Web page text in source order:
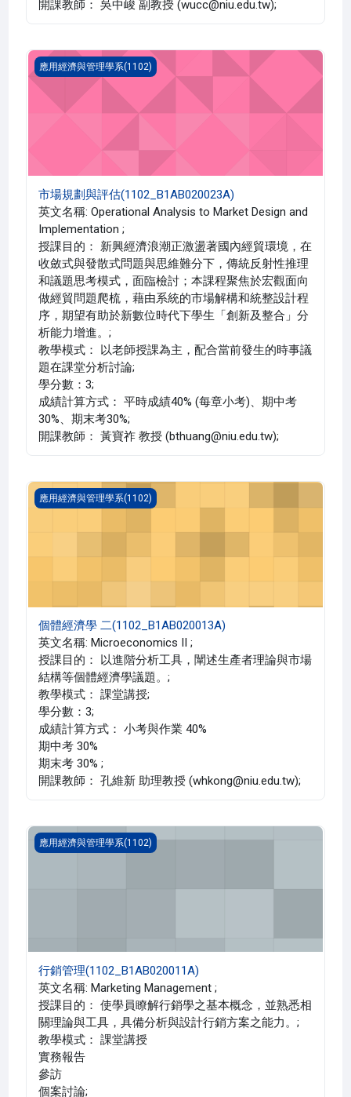
開課教師： 吳中峻 副教授 (wucc@niu.edu.tw);
市場規劃與評估(1102_B1AB020023A)
應用經濟與管理學系(1102)
市場規劃與評估(1102_B1AB020023A)
英文名稱: Operational Analysis to Market Design and
Implementation ;
授課目的： 新興經濟浪潮正激盪著國內經貿環境，在
收斂式與發散式問題與思維難分下，傳統反射性推理
和議題思考模式，面臨檢討；本課程聚焦於宏觀面向
做經貿問題爬梳，藉由系統的市場解構和統整設計程
序，期望有助於新數位時代下學生「創新及整合」分
析能力增進。;
教學模式： 以老師授課為主，配合當前發生的時事議
題在課堂分析討論;
學分數：3;
成績計算方式： 平時成績40% (每章小考)、期中考
30%、期末考30%;
開課教師： 黃寶祚 教授 (bthuang@niu.edu.tw);
個體經濟學 二(1102_B1AB020013A)
應用經濟與管理學系(1102)
個體經濟學 二(1102_B1AB020013A)
英文名稱: Microeconomics II ;
授課目的： 以進階分析工具，闡述生產者理論與市場
結構等個體經濟學議題。;
教學模式： 課堂講授;
學分數：3;
成績計算方式： 小考與作業 40%
期中考 30%
期末考 30% ;
開課教師： 孔維新 助理教授 (whkong@niu.edu.tw);
行銷管理(1102_B1AB020011A)
應用經濟與管理學系(1102)
行銷管理(1102_B1AB020011A)
英文名稱: Marketing Management ;
授課目的： 使學員瞭解行銷學之基本概念，並熟悉相
關理論與工具，具備分析與設計行銷方案之能力。;
教學模式： 課堂講授
實務報告
參訪
個案討論;